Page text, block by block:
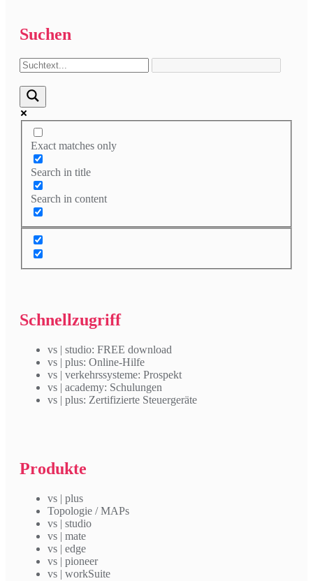
Suchen
Exact matches only
Search in title
Search in content
Schnellzugriff
vs | studio: FREE download
vs | plus: Online-Hilfe
vs | verkehrssysteme: Prospekt
vs | academy: Schulungen
vs | plus: Zertifizierte Steuergeräte
Produkte
vs | plus
Topologie / MAPs
vs | studio
vs | mate
vs | edge
vs | pioneer
vs | workSuite